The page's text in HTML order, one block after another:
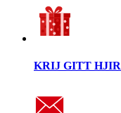
KRIJ GITT HJIR